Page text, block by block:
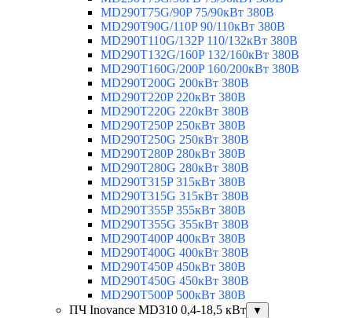
MD290T75G/90P 75/90кВт 380В
MD290T90G/110P 90/110кВт 380В
MD290T110G/132P 110/132кВт 380В
MD290T132G/160P 132/160кВт 380В
MD290T160G/200P 160/200кВт 380В
MD290T200G 200кВт 380В
MD290T220P 220кВт 380В
MD290T220G 220кВт 380В
MD290T250P 250кВт 380В
MD290T250G 250кВт 380В
MD290T280P 280кВт 380В
MD290T280G 280кВт 380В
MD290T315P 315кВт 380В
MD290T315G 315кВт 380В
MD290T355P 355кВт 380В
MD290T355G 355кВт 380В
MD290T400P 400кВт 380В
MD290T400G 400кВт 380В
MD290T450P 450кВт 380В
MD290T450G 450кВт 380В
MD290T500P 500кВт 380В
ПЧ Inovance MD310 0,4-18,5 кВт
▼